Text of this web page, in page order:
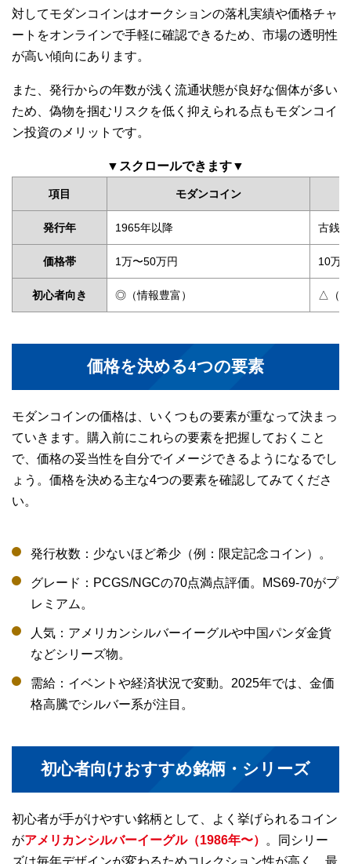
対してモダンコインはオークションの落札実績や価格チャ
ートをオンラインで手軽に確認できるため、市場の透明性
が高い傾向にあります。
また、発行からの年数が浅く流通状態が良好な個体が多い
ため、偽物を掴むリスクを低く抑えられる点もモダンコイ
ン投資のメリットです。
▼スクロールできます▼
項目 モダンコイン
発行年 1965年以降 古銭
価格帯 1万〜50万円 10万
初心者向き ◎（情報豊富） △（
価格を決める4つの要素
モダンコインの価格は、いくつもの要素が重なって決まっ
ていきます。購入前にこれらの要素を把握しておくこと
で、価格の妥当性を自分でイメージできるようになるでし
ょう。価格を決める主な4つの要素を確認してみてくださ
い。
発行枚数：少ないほど希少（例：限定記念コイン）。
グレード：PCGS/NGCの70点満点評価。MS69-70がプ
レミアム。
人気：アメリカンシルバーイーグルや中国パンダ金貨
などシリーズ物。
需給：イベントや経済状況で変動。2025年では、金価
格高騰でシルバー系が注目。
初心者向けおすすめ銘柄・シリーズ
初心者が手がけやすい銘柄として、よく挙げられるコイン
がアメリカンシルバーイーグル（1986年〜）
。同シリー
ズは毎年デザインが変わるためコレクション性が高く、最